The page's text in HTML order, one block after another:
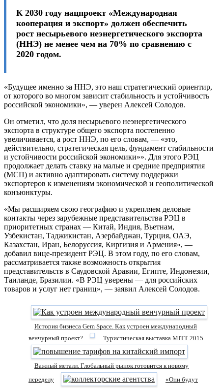
К 2030 году нацпроект «Международная
кооперация и экспорт» должен обеспечить
рост несырьевого неэнергетического экспорта
(ННЭ) не менее чем на 70% по сравнению с
2020 годом.
«Будущее именно за ННЭ, это наш стратегический ориентир,
от которого во многом зависит стабильность и устойчивость
российской экономики», — уверен Алексей Солодов.
Он отметил, что доля несырьевого неэнергетического
экспорта в структуре общего экспорта постепенно
увеличивается, а рост ННЭ, по его словам, — «это,
действительно, стратегическая цель, фундамент стабильности
и устойчивости российской экономики»». Для этого РЭЦ
продолжает делать ставку на малые и средние предприятия
(МСП) и активно адаптировать систему поддержки
экспортеров к изменениям экономической и геополитической
конъюнктуры.
«Мы расширяем свою географию и укрепляем деловые
контакты через зарубежные представительства РЭЦ в
приоритетных странах — Китай, Индия, Вьетнам,
Узбекистан, Таджикистан, Азербайджан, Турция, ОАЭ,
Казахстан, Иран, Белоруссия, Киргизия и Армения», —
добавил вице-президент РЭЦ. В этом году, по его словам,
рассматривается также возможность открытия
представительств в Саудовской Аравии, Египте, Индонезии,
Таиланде, Бразилии. «В РЭЦ уверены — для российских
товаров и услуг нет границ», — заявил Алексей Солодов.
История бизнеса Gem Space. Как устроен международный
венчурный проект?
Туристическая выставка MITT 2015
Важный металл. Глобальный рынок готовится к новому
переделу
«Они будут